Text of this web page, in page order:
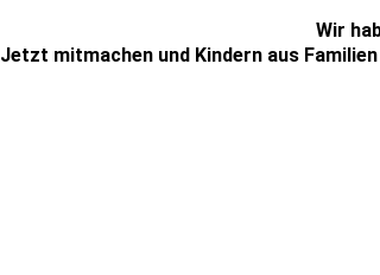
Wir
Jetzt mitmachen und Kindern aus